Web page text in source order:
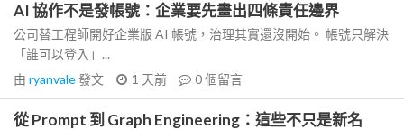
AI 協作不是發帳號：企業要先畫出四條責任邊界
公司替工程師開好企業版 AI 帳號，治理其實還沒開始。 帳號只解決
「誰可以登入」...
由 ryanvale發文 1 天前 0個留言
從 Prompt 到 Graph Engineering：這些不只是新名